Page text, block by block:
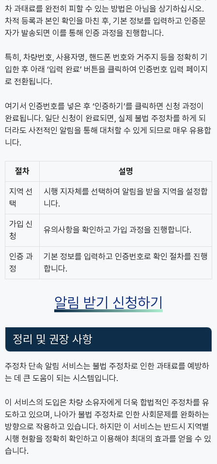
차 과태료를 완전히 피할 수 있는 방법은 아님을 상기하십시오.
차적 등록과 본인 확인을 마친 후, 기본 정보를 입력하고 인증문
자가 발송되면 이를 통해 인증 과정을 진행합니다.
특히, 차량번호, 사용자명, 핸드폰 번호와 거주지 등을 정확히 기
입한 후 아래 ‘입력 완료’ 버튼을 클릭하여 인증번호 입력 페이지
로 전환됩니다.
여기서 인증번호를 넣은 후 ‘인증하기’를 클릭하면 신청 과정이
완료됩니다. 일단 신청이 완료되면, 실제 불법 주정차를 하게 되
더라도 사전적인 알림을 통해 대처할 수 있게 되므로 매우 유용합
니다.
절차 설명
지역 선
택
시행 지자체를 선택하여 알림을 받을 지역을 설정합
니다.
가입 신
청
유의사항을 확인하고 가입 과정을 진행합니다.
인증 과
정
기본 정보를 입력하고 인증번호로 확인 절차를 진행
합니다.
알림 받기 신청하기
정리 및 권장 사항
주정차 단속 알림 서비스는 불법 주정차로 인한 과태료를 예방하
는 데 큰 도움이 되는 시스템입니다.
이 서비스의 도입은 차량 소유자에게 더욱 합법적인 주정차를 유
도하고 있으며, 나아가 불법 주정차로 인한 사회문제를 완화하는
방향으로 작용하고 있습니다. 하지만 이 서비스는 반드시 지역별
시행 현황을 정확히 확인하고 이용해야 최대의 효과를 얻을 수 있
습니다.